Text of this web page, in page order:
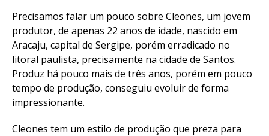
Precisamos falar um pouco sobre Cleones, um jovem
produtor, de apenas 22 anos de idade, nascido em
Aracaju, capital de Sergipe, porém erradicado no
litoral paulista, precisamente na cidade de Santos.
Produz há pouco mais de três anos, porém em pouco
tempo de produção, conseguiu evoluir de forma
impressionante.
Cleones tem um estilo de produção que preza para